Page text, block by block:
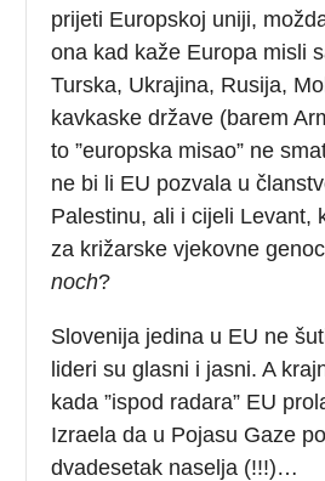
prijeti Europskoj uniji,
ona kad kaže Europa misli
Turska, Ukrajina, Rusija,
kavkaske države (barem
to ”europska misao” ne
ne bi li EU pozvala u
Palestinu, ali i cijeli Levant,
za križarske vjekovne
noch?
Slovenija jedina u EU ne
lideri su glasni i jasni. A
kada ”ispod radara” EU
Izraela da u Pojasu Gaze
dvadesetak naselja (!!!)…